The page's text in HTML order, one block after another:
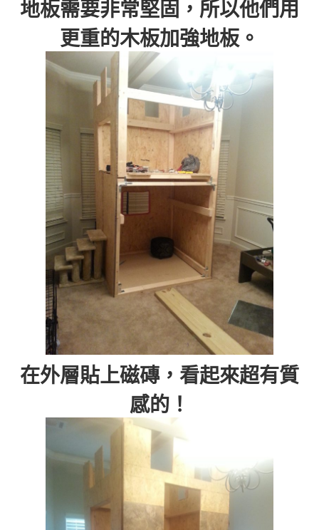
地板需要非常堅固，所以他們用
更重的木板加強地板。
在外層貼上磁磚，看起來超有質
感的！